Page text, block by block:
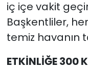
iç içe vakit
Başkentliler,
temiz havanın
ETKİNLİĞE 300